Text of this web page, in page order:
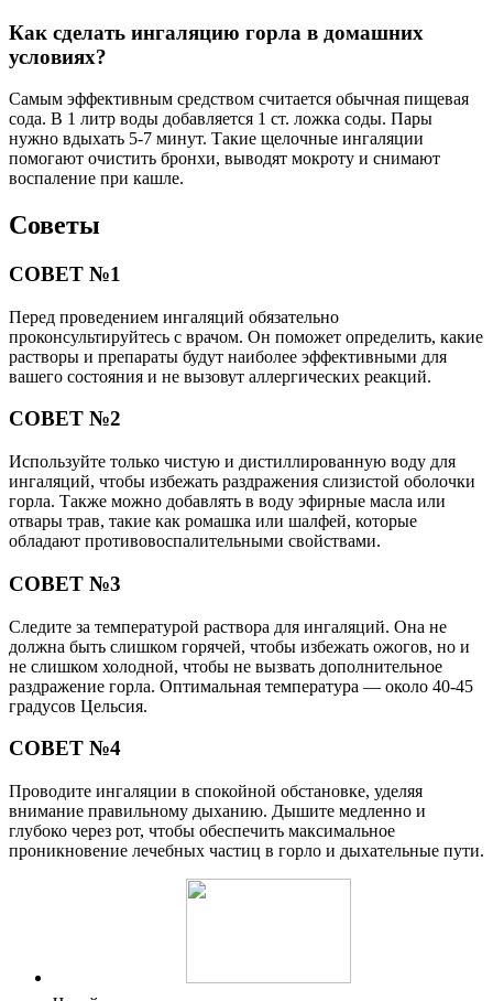
Как сделать ингаляцию горла в домашних
условиях?
Самым эффективным средством считается обычная пищевая
сода. В 1 литр воды добавляется 1 ст. ложка соды. Пары
нужно вдыхать 5-7 минут. Такие щелочные ингаляции
помогают очистить бронхи, выводят мокроту и снимают
воспаление при кашле.
Советы
СОВЕТ №1
Перед проведением ингаляций обязательно
проконсультируйтесь с врачом. Он поможет определить, какие
растворы и препараты будут наиболее эффективными для
вашего состояния и не вызовут аллергических реакций.
СОВЕТ №2
Используйте только чистую и дистиллированную воду для
ингаляций, чтобы избежать раздражения слизистой оболочки
горла. Также можно добавлять в воду эфирные масла или
отвары трав, такие как ромашка или шалфей, которые
обладают противовоспалительными свойствами.
СОВЕТ №3
Следите за температурой раствора для ингаляций. Она не
должна быть слишком горячей, чтобы избежать ожогов, но и
не слишком холодной, чтобы не вызвать дополнительное
раздражение горла. Оптимальная температура — около 40-45
градусов Цельсия.
СОВЕТ №4
Проводите ингаляции в спокойной обстановке, уделяя
внимание правильному дыханию. Дышите медленно и
глубоко через рот, чтобы обеспечить максимальное
проникновение лечебных частиц в горло и дыхательные пути.